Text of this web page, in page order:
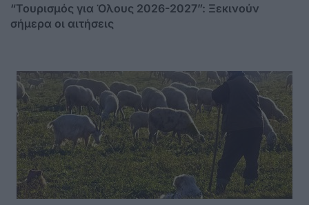
“Τουρισμός για Όλους 2026-2027”: Ξεκινούν
σήμερα οι αιτήσεις